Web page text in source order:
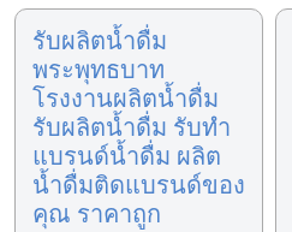
รับผลิตน้ำดื่ม
พระพุทธบาท
โรงงานผลิตน้ำดื่ม
รับผลิตน้ำดื่ม รับทำ
แบรนด์น้ำดื่ม ผลิต
น้ำดื่มติดแบรนด์ของ
คุณ ราคาถูก